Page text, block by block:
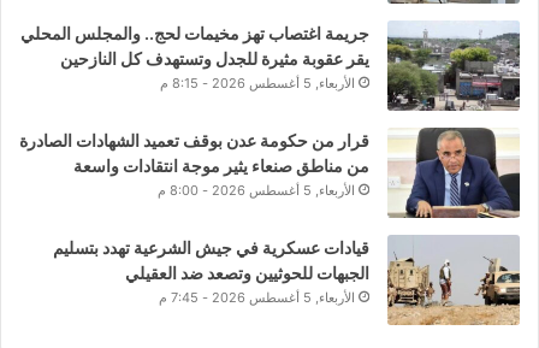
جريمة اغتصاب تهز مخيمات لحج.. والمجلس المحلي
يقر عقوبة مثيرة للجدل وتستهدف كل النازحين
الأربعاء, 5 أغسطس 2026 - 8:15 م
قرار من حكومة عدن بوقف تعميد الشهادات الصادرة
من مناطق صنعاء يثير موجة انتقادات واسعة
الأربعاء, 5 أغسطس 2026 - 8:00 م
قيادات عسكرية في جيش الشرعية تهدد بتسليم
الجبهات للحوثيين وتصعد ضد العقيلي
الأربعاء, 5 أغسطس 2026 - 7:45 م